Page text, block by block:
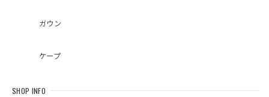
ガウン
ケープ
SHOP INFO